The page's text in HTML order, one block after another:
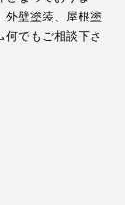
外壁塗装、屋根塗
何でもご相談下さ